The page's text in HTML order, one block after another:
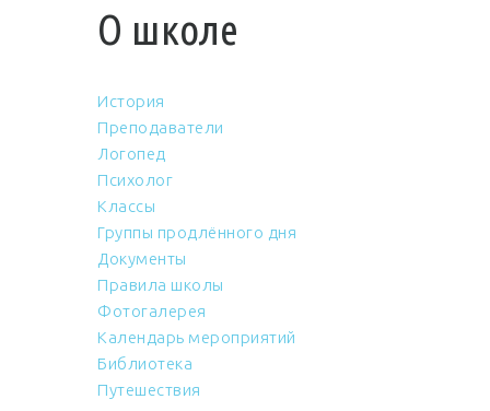
О школе
История
Преподаватели
Логопед
Психолог
Классы
Группы продлённого дня
Документы
Правила школы
Фотогалерея
Календарь мероприятий
Библиотека
Путешествия